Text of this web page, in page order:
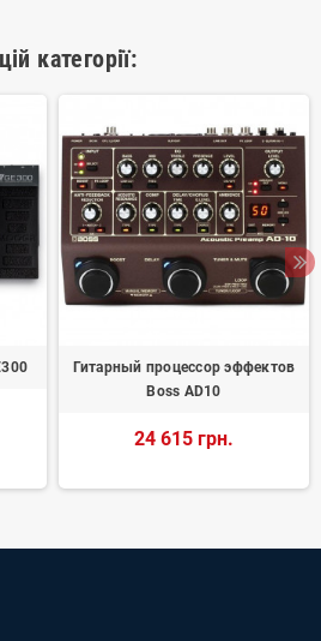
категорії:
Гитарный процессор эффектов
Boss AD10
24 615 грн.